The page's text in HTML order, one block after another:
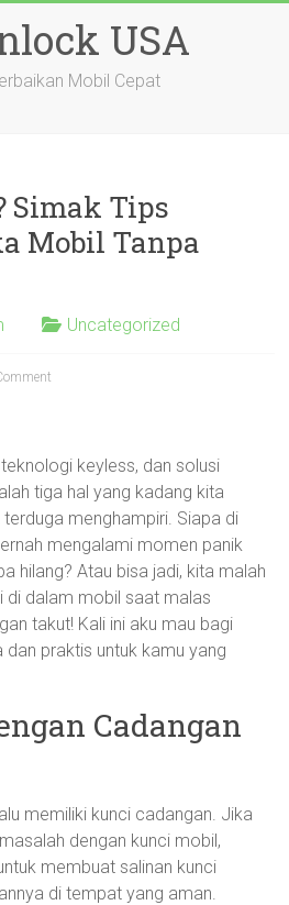
USA
Mobil Cepat
Simak Tips
Mobil Tanpa
Uncategorized
keyless, dan solusi
tiga hal yang kadang kita
menghampiri. Siapa di
mengalami momen panik
hilang? Atau bisa jadi, kita malah
di dalam mobil saat malas
takut! Kali ini aku mau bagi
praktis untuk kamu yang
Cadangan
memiliki kunci cadangan. Jika
dengan kunci mobil,
membuat salinan kunci
di tempat yang aman.